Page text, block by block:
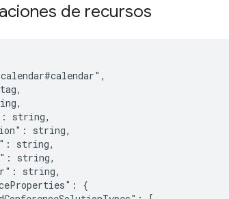
de recursos
,
,
string,
string,
string,
string,
string,
{